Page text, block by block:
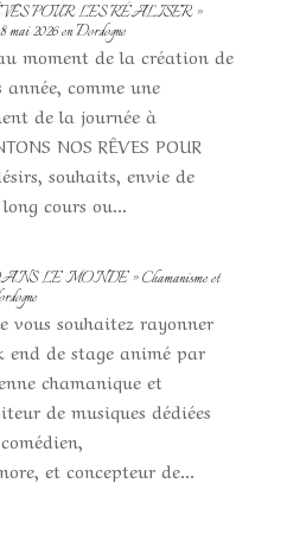
POUR LES RÉALISER »
mai 2026 en Dordogne
moment de la création de
comme une
de la journée à
NOS RÊVES POUR
souhaits, envie de
cours ou...
LE MONDE » Chamanisme et
vous souhaitez rayonner
end de stage animé par
chamanique et
de musiques dédiées
et concepteur de...